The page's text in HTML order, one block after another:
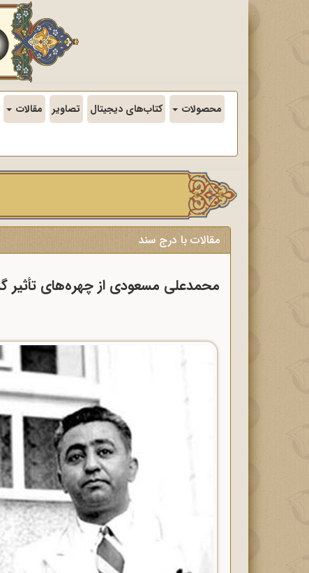
محصولات کتاب‌های دیجیتال تصاویر مقالات
مقالات با درج سند
محمدعلی مسعودی از چهره‌های تأثیر